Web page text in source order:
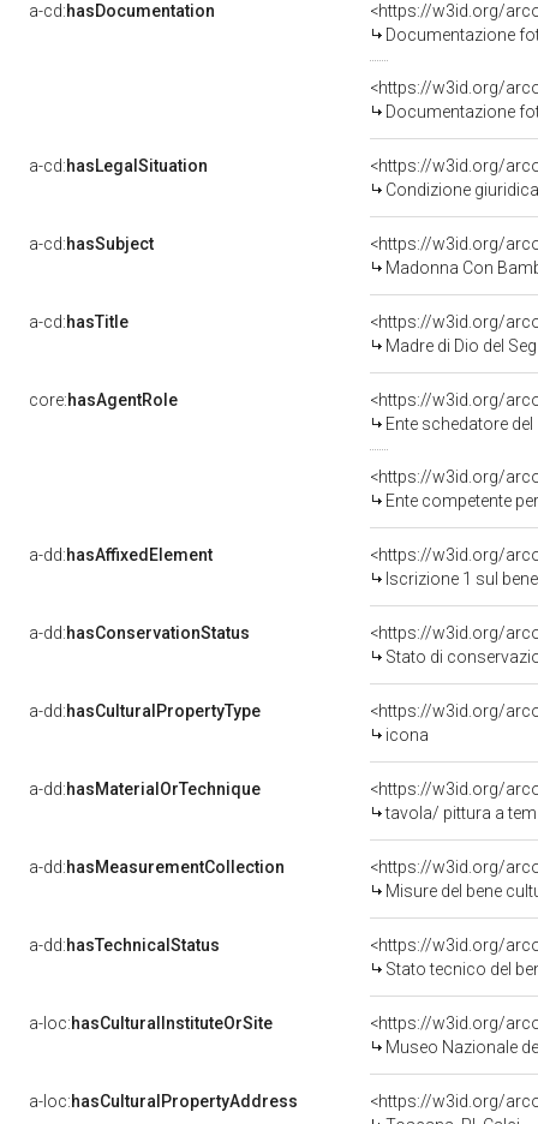
a-cd:hasDocumentation
Documentazione
Documentazione
a-cd:hasLegalSituation
<https://w3id.org/
Condizione
a-cd:hasSubject
<https://w3id.org/
Madonna Con
a-cd:hasTitle
<https://w3id.org/
Madre di Dio del
core:hasAgentRole
<https://w3id.org/
Ente schedatore del
<https://w3id.org/
Ente competente
a-dd:hasAffixedElement
<https://w3id.org/
Iscrizione 1 sul
a-dd:hasConservationStatus
<https://w3id.org/
Stato di
a-dd:hasCulturalPropertyType
<https://w3id.org/
icona
a-dd:hasMaterialOrTechnique
<https://w3id.org/
tavola/ pittura a
a-dd:hasMeasurementCollection
<https://w3id.org/
Misure del bene
a-dd:hasTechnicalStatus
<https://w3id.org/
Stato tecnico del
a-loc:hasCulturalInstituteOrSite
<https://w3id.org/
Museo Nazionale
a-loc:hasCulturalPropertyAddress
<https://w3id.org/